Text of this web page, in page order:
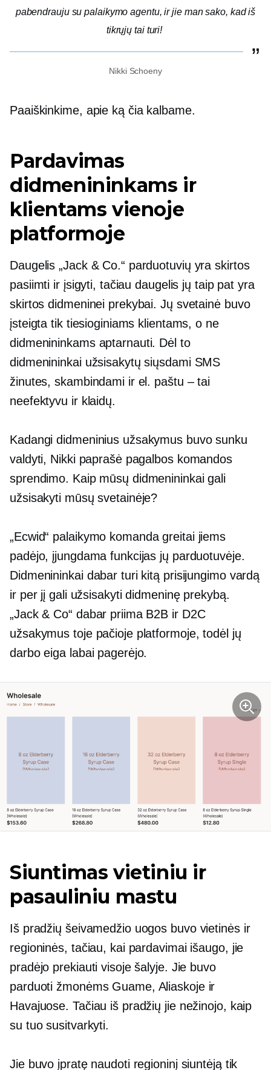
pabendrauju su palaikymo agentu, ir jie man sako, kad iš
tikrųjų tai turi!
Nikki Schoeny
Paaiškinkime, apie ką čia kalbame.
Pardavimas
didmenininkams ir
klientams vienoje
platformoje
Daugelis „Jack & Co.“ parduotuvių yra skirtos
pasiimti ir įsigyti, tačiau daugelis jų taip pat yra
skirtos didmeninei prekybai. Jų svetainė buvo
įsteigta tik tiesioginiams klientams, o ne
didmenininkams aptarnauti. Dėl to
didmenininkai užsisakytų siųsdami SMS
žinutes, skambindami ir el. paštu – tai
neefektyvu ir klaidų.
Kadangi didmeninius užsakymus buvo sunku
valdyti, Nikki paprašė pagalbos komandos
sprendimo. Kaip mūsų didmenininkai gali
užsisakyti mūsų svetainėje?
„Ecwid“ palaikymo komanda greitai jiems
padėjo, įjungdama funkcijas jų parduotuvėje.
Didmenininkai dabar turi kitą prisijungimo vardą
ir per jį gali užsisakyti didmeninę prekybą.
„Jack & Co“ dabar priima B2B ir D2C
užsakymus toje pačioje platformoje, todėl jų
darbo eiga labai pagerėjo.
Siuntimas vietiniu ir
pasauliniu mastu
Iš pradžių šeivamedžio uogos buvo vietinės ir
regioninės, tačiau, kai pardavimai išaugo, jie
pradėjo prekiauti visoje šalyje. Jie buvo
parduoti žmonėms Guame, Aliaskoje ir
Havajuose. Tačiau iš pradžių jie nežinojo, kaip
su tuo susitvarkyti.
Jie buvo įpratę naudoti regioninį siuntėją tik